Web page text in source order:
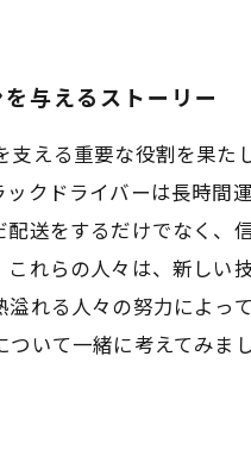
与えるストーリー
える重要な役割を果
クドライバーは長時
送をするだけでなく、
れらの人々は、新しい
れる人々の努力によ
いて一緒に考えてみ